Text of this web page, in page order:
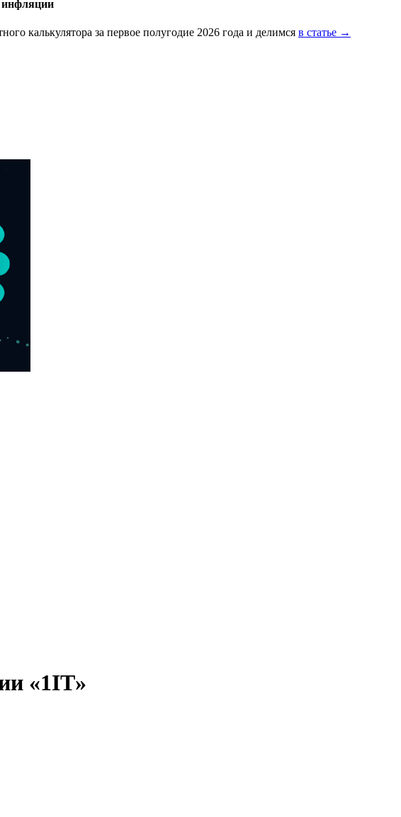
инфляции
калькулятора за первое полугодие 2026 года и делимся в статье →
«1IT»